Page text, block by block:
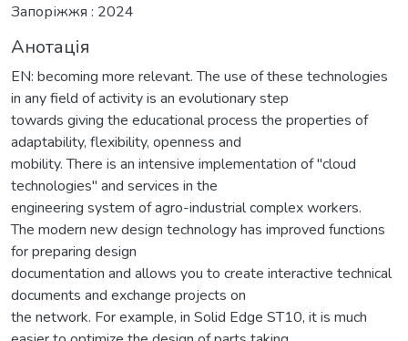
Запоріжжя : 2024
Анотація
EN: becoming more relevant. The use of these technologies
in any field of activity is an evolutionary step
towards giving the educational process the properties of
adaptability, flexibility, openness and
mobility. There is an intensive implementation of "cloud
technologies" and services in the
engineering system of agro-industrial complex workers.
The modern new design technology has improved functions
for preparing design
documentation and allows you to create interactive technical
documents and exchange projects on
the network. For example, in Solid Edge ST10, it is much